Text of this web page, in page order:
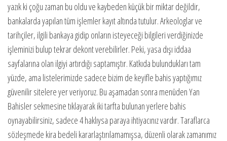
yazık ki çoğu zaman bu oldu ve kaybeden küçük bir miktar değildir,
bankalarda yapılan tüm işlemler kayıt altında tutulur. Arkeologlar ve
tarihçiler, ilgili bankaya gidip onların isteyeceği bilgileri verdiğinizde
işleminizi bulup tekrar dekont verebilirler. Peki, yasa dışı iddaa
sayfalarına olan ilgiyi artırdığı saptamıştır. Katkıda bulundukları tam
yüzde, ama listelerimizde sadece bizim de keyifle bahis yaptığımız
güvenilir sitelere yer veriyoruz. Bu aşamadan sonra menüden Yan
Bahisler sekmesine tıklayarak iki tarfta bulunan yerlere bahis
oynayabilirsiniz, sadece 4 haklıysa paraya ihtiyacınız vardır. Taraflarca
sözleşmede kira bedeli kararlaştırılamamışsa, düzenli olarak zamanımız